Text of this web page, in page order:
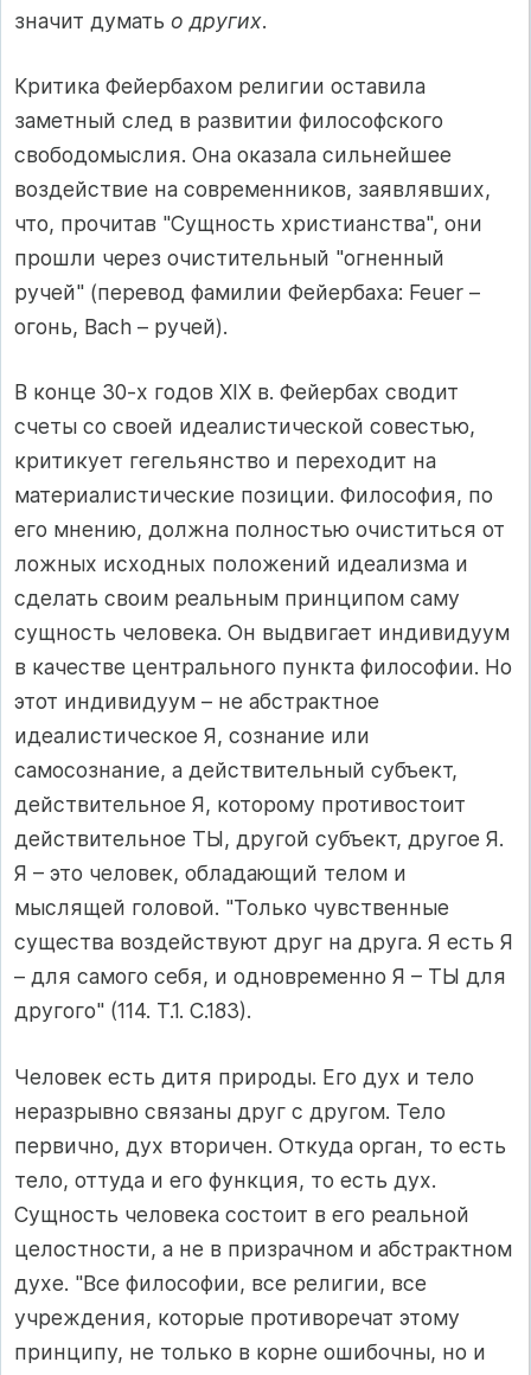
значит думать о других.
Критика Фейербахом религии оставила
заметный след в развитии философского
свободомыслия. Она оказала сильнейшее
воздействие на современников, заявлявших,
что, прочитав "Сущность христианства", они
прошли через очистительный "огненный
ручей" (перевод фамилии Фейербаха: Feuer –
огонь, Bach – ручей).
В конце 30-х годов ХIХ в. Фейербах сводит
счеты со своей идеалистической совестью,
критикует гегельянство и переходит на
материалистические позиции. Философия, по
его мнению, должна полностью очиститься от
ложных исходных положений идеализма и
сделать своим реальным принципом саму
сущность человека. Он выдвигает индивидуум
в качестве центрального пункта философии. Но
этот индивидуум – не абстрактное
идеалистическое Я, сознание или
самосознание, а действительный субъект,
действительное Я, которому противостоит
действительное ТЫ, другой субъект, другое Я.
Я – это человек, обладающий телом и
мыслящей головой. "Только чувственные
существа воздействуют друг на друга. Я есть Я
– для самого себя, и одновременно Я – ТЫ для
другого" (114. Т.1. С.183).
Человек есть дитя природы. Его дух и тело
неразрывно связаны друг с другом. Тело
первично, дух вторичен. Откуда орган, то есть
тело, оттуда и его функция, то есть дух.
Сущность человека состоит в его реальной
целостности, а не в призрачном и абстрактном
духе. "Все философии, все религии, все
учреждения, которые противоречат этому
принципу, не только в корне ошибочны, но и